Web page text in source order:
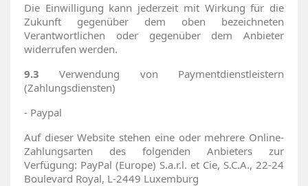
Die Einwilligung kann jederzeit mit Wirkung für die
Zukunft gegenüber dem oben bezeichneten
Verantwortlichen oder gegenüber dem Anbieter
widerrufen werden.
9.3 Verwendung von Paymentdienstleistern
(Zahlungsdiensten)
- Paypal
Auf dieser Website stehen eine oder mehrere Online-
Zahlungsarten des folgenden Anbieters zur
Verfügung: PayPal (Europe) S.a.r.l. et Cie, S.C.A., 22-24
Boulevard Royal, L-2449 Luxemburg